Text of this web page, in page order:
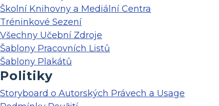
Školní Knihovny a Mediální Centra
Tréninkové Sezení
Všechny Učební Zdroje
Šablony Pracovních Listů
Šablony Plakátů
Politiky
Storyboard o Autorských Právech a Usage